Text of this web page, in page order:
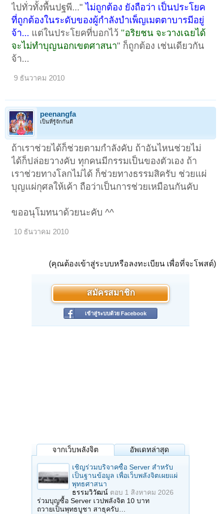
ไปทั่วทั้งพื้นปฐพี..."ไม่ถูกต้อง ยังถือว่า เป็นประโยค
ที่ถูกต้องในระดับของผู้กำลังบำเพ็ญเมตตาบารมีอยู่
จ้า... แต่ในประโยคที่บอกไว้ "อริยชน จะวางเฉยได้
จะไม่ทำบุญนอกเขตศาสนา" ก็ถูกต้อง เช่นเดียวกัน
จ้า...
9 ธันวาคม 2010
peenangfa
เป็นที่รู้จักกันดี
ถ้าเราช่วยได้ก็ช่วยตามกำลังคับ ถ้าอันไหนช่วยไม่
ได้ก็ปล่อยวางคับ ทุกคนมีกรรมเป็นของตัวเอง ถ้า
เราช่วยทางโลกไม่ได้ ก็ช่วยทางธรรมสิครับ ช่วยแผ่
บุญแผ่กุศลให้เค้า ถือว่าเป็นการช่วยเหมือนกันคับ
ขออนุโมทนาด้วยนะคับ ^^
10 ธันวาคม 2010
(คุณต้องเข้าสู่ระบบหรือลงทะเบียน เพื่อที่จะโพสต์)
สมัครสมาชิก
เข้าสู่ระบบด้วย Facebook
จากเว็บพลังจิต อัพเดทล่าสุด
เชิญร่วมบริจาคซื้อ Server สำหรับ
เป็นฐานข้อมูล เพื่อเว็บพลังจิตเผยแผ่
พุทธศาสนา
ธรรมวิวัฒน์ ตอบ 1 สิงหาคม 2026
ร่วมบุญซื้อ Server เวปพลังจิต 10 บาท
ถวายเป็นพุทธบูชา สาธุครับ…